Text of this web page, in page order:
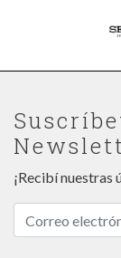
¡Recibí nuestras